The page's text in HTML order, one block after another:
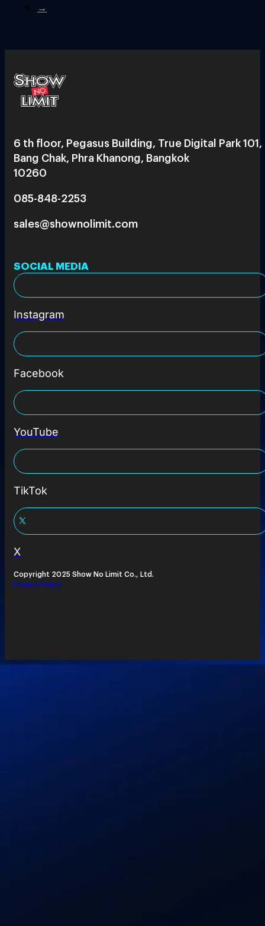
→
6 th floor, Pegasus Building, True Digital Park 101,
Bang Chak, Phra Khanong, Bangkok
10260
085-848-2253
sales@shownolimit.com
SOCIAL MEDIA
Instagram
Facebook
YouTube
TikTok
X
Copyright 2025 Show No Limit Co., Ltd.
Privacy Policy